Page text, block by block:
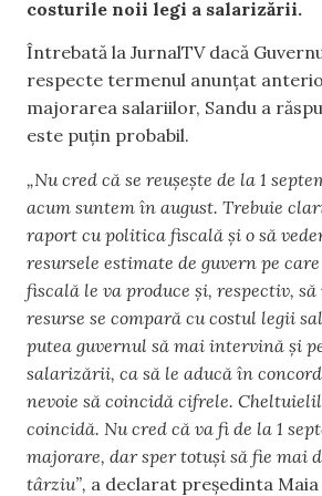
costurile noii legi a salarizării.
Întrebată la JurnalTV dacă
respecte termenul anunțat
majorarea salariilor, Sandu a
este puțin probabil.
„Nu cred că se reușește de la 1
acum suntem în august. Trebuie
raport cu politica fiscală și o să
resursele estimate de guvern pe
fiscală le va produce și, respectiv, să
resurse se compară cu costul legii
putea guvernul să mai intervină și
salarizării, ca să le aducă în
nevoie să coincidă cifrele.
coincidă. Nu cred că va fi de la 1
majorare, dar sper totuși să fie mai
târziu”, a declarat președinta Maia